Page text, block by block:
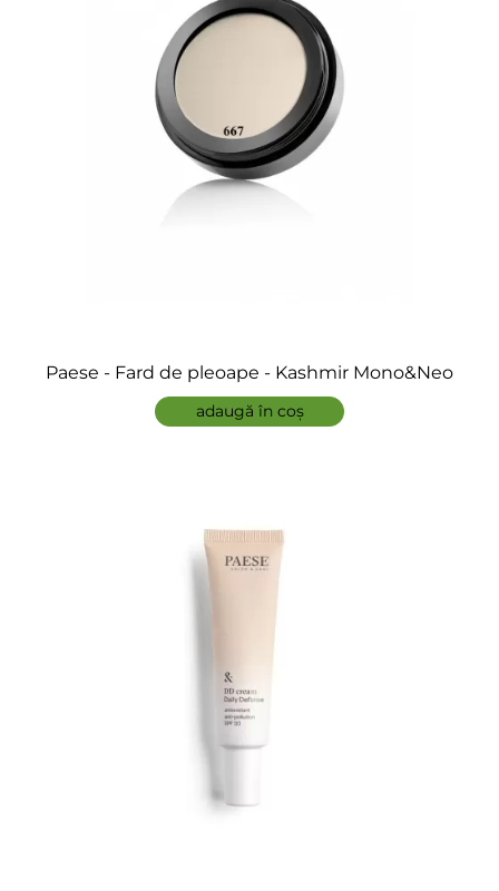
Paese - Fard de pleoape - Kashmir Mono&Neo
adaugă în coș